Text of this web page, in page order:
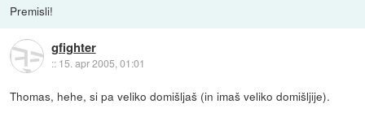
Premisli!
gfighter
:: 15. apr 2005, 01:01
Thomas, hehe, si pa veliko domišljaš (in imaš veliko domišljije).